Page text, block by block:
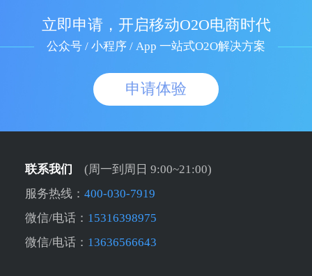
立即申请，开启移动O2O电商时代
公众号 / 小程序 / App 一站式O2O解决方案
申请体验
联系我们
(周一到周日 9:00~21:00)
服务热线： 400-030-7919
微信/电话： 15316398975
微信/电话： 13636566643